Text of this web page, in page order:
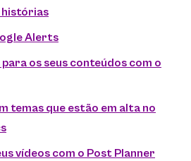
histórias
Alerts
os seus conteúdos com o
temas que estão em alta no
vídeos com o Post Planner